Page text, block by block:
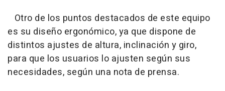
Otro de los puntos destacados de este equipo
es su diseño ergonómico, ya que dispone de
distintos ajustes de altura, inclinación y giro,
para que los usuarios lo ajusten según sus
necesidades, según una nota de prensa.